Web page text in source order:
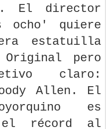
El director
ocho' quiere
estatuilla
pero
claro:
Allen. El
es
el récord al